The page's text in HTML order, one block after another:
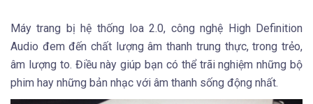
Máy trang bị hệ thống loa 2.0, công nghệ High Definition
Audio đem đến chất lượng âm thanh trung thực, trong trẻo,
âm lượng to. Điều này giúp bạn có thể trãi nghiệm những bộ
phim hay những bản nhạc với âm thanh sống động nhất.